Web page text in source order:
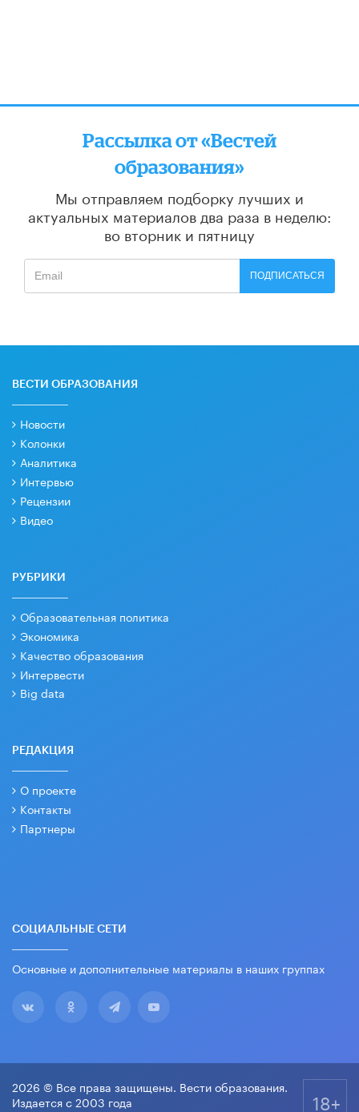
Рассылка от «Вестей
образования»
Мы отправляем подборку лучших и
актуальных материалов два раза в неделю:
во вторник и пятницу
ПОДПИСАТЬСЯ
ВЕСТИ ОБРАЗОВАНИЯ
Новости
Колонки
Аналитика
Интервью
Рецензии
Видео
РУБРИКИ
Образовательная политика
Экономика
Качество образования
Интервести
Big data
РЕДАКЦИЯ
О проекте
Контакты
Партнеры
СОЦИАЛЬНЫЕ СЕТИ
Основные и дополнительные материалы в наших группах
2026 © Все права защищены. Вести образования.
Издается с 2003 года
18+